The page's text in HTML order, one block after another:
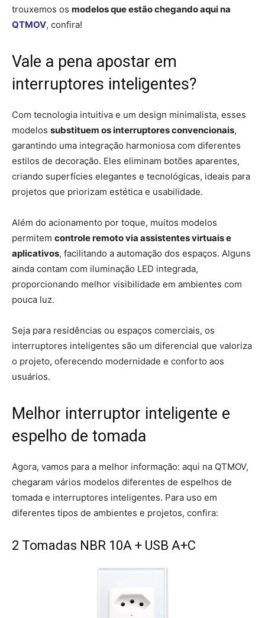
trouxemos os modelos que estão chegando aqui na
QTMOV, confira!
Vale a pena apostar em
interruptores inteligentes?
Com tecnologia intuitiva e um design minimalista, esses
modelos substituem os interruptores convencionais,
garantindo uma integração harmoniosa com diferentes
estilos de decoração. Eles eliminam botões aparentes,
criando superfícies elegantes e tecnológicas, ideais para
projetos que priorizam estética e usabilidade.
Além do acionamento por toque, muitos modelos
permitem controle remoto via assistentes virtuais e
aplicativos, facilitando a automação dos espaços. Alguns
ainda contam com iluminação LED integrada,
proporcionando melhor visibilidade em ambientes com
pouca luz.
Seja para residências ou espaços comerciais, os
interruptores inteligentes são um diferencial que valoriza
o projeto, oferecendo modernidade e conforto aos
usuários.
Melhor interruptor inteligente e
espelho de tomada
Agora, vamos para a melhor informação: aqui na QTMOV,
chegaram vários modelos diferentes de espelhos de
tomada e interruptores inteligentes. Para uso em
diferentes tipos de ambientes e projetos, confira:
2 Tomadas NBR 10A + USB A+C